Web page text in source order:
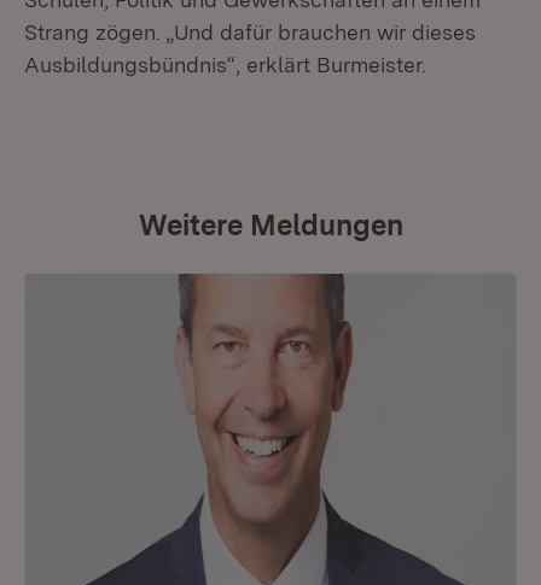
Strang zögen. „Und dafür brauchen wir dieses
Ausbildungsbündnis“, erklärt Burmeister.
Weitere Meldungen